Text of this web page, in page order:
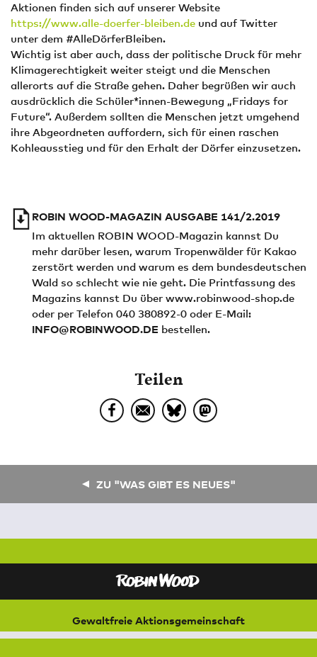
Aktionen finden sich auf unserer Website
https://www.alle-doerfer-bleiben.de und auf Twitter
unter dem #AlleDörferBleiben.
Wichtig ist aber auch, dass der politische Druck für mehr
Klimagerechtigkeit weiter steigt und die Menschen
allerorts auf die Straße gehen. Daher begrüßen wir auch
ausdrücklich die Schüler*innen-Bewegung „Fridays for
Future“. Außerdem sollten die Menschen jetzt umgehend
ihre Abgeordneten auffordern, sich für einen raschen
Kohleausstieg und für den Erhalt der Dörfer einzusetzen.
ROBIN WOOD-MAGAZIN AUSGABE 141/2.2019
Im aktuellen ROBIN WOOD-Magazin kannst Du
mehr darüber lesen, warum Tropenwälder für Kakao
zerstört werden und warum es dem bundesdeutschen
Wald so schlecht wie nie geht. Die Printfassung des
Magazins kannst Du über www.robinwood-shop.de
oder per Telefon 040 380892-0 oder E-Mail:
INFO@ROBINWOOD.DE bestellen.
Teilen
ZU "WAS GIBT ES NEUES"
Gewaltfreie Aktionsgemeinschaft
für Natur und Umwelt